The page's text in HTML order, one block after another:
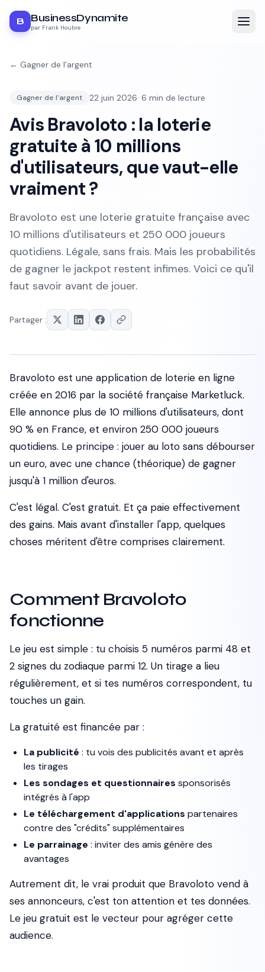
B BusinessDynamite
par Frank Houbre
← Gagner de l'argent
Gagner de l'argent 22 juin 2026· 6 min de lecture
Avis Bravoloto : la loterie
gratuite à 10 millions
d'utilisateurs, que vaut-elle
vraiment ?
Bravoloto est une loterie gratuite française avec
10 millions d'utilisateurs et 250 000 joueurs
quotidiens. Légale, sans frais. Mais les probabilités
de gagner le jackpot restent infimes. Voici ce qu'il
faut savoir avant de jouer.
Partager :
Bravoloto est une application de loterie en ligne
créée en 2016 par la société française Marketluck.
Elle annonce plus de 10 millions d'utilisateurs, dont
90 % en France, et environ 250 000 joueurs
quotidiens. Le principe : jouer au loto sans débourser
un euro, avec une chance (théorique) de gagner
jusqu'à 1 million d'euros.
C'est légal. C'est gratuit. Et ça paie effectivement
des gains. Mais avant d'installer l'app, quelques
choses méritent d'être comprises clairement.
Comment Bravoloto
fonctionne
Le jeu est simple : tu choisis 5 numéros parmi 48 et
2 signes du zodiaque parmi 12. Un tirage a lieu
régulièrement, et si tes numéros correspondent, tu
touches un gain.
La gratuité est financée par :
La publicité : tu vois des publicités avant et après
les tirages
Les sondages et questionnaires sponsorisés
intégrés à l'app
Le téléchargement d'applications partenaires
contre des "crédits" supplémentaires
Le parrainage : inviter des amis génère des
avantages
Autrement dit, le vrai produit que Bravoloto vend à
ses annonceurs, c'est ton attention et tes données.
Le jeu gratuit est le vecteur pour agréger cette
audience.